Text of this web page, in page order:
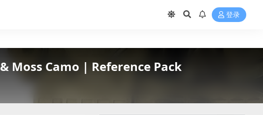
登录
Moss Camo | Reference Pack